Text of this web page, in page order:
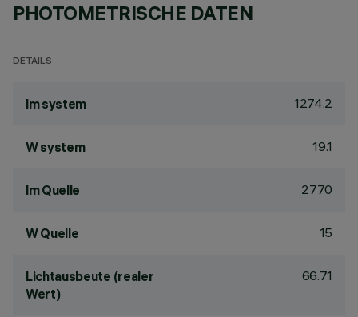
PHOTOMETRISCHE DATEN
DETAILS
lm system 1274.2
W system 19.1
lm Quelle 2770
W Quelle 15
Lichtausbeute (realer
Wert)
66.71